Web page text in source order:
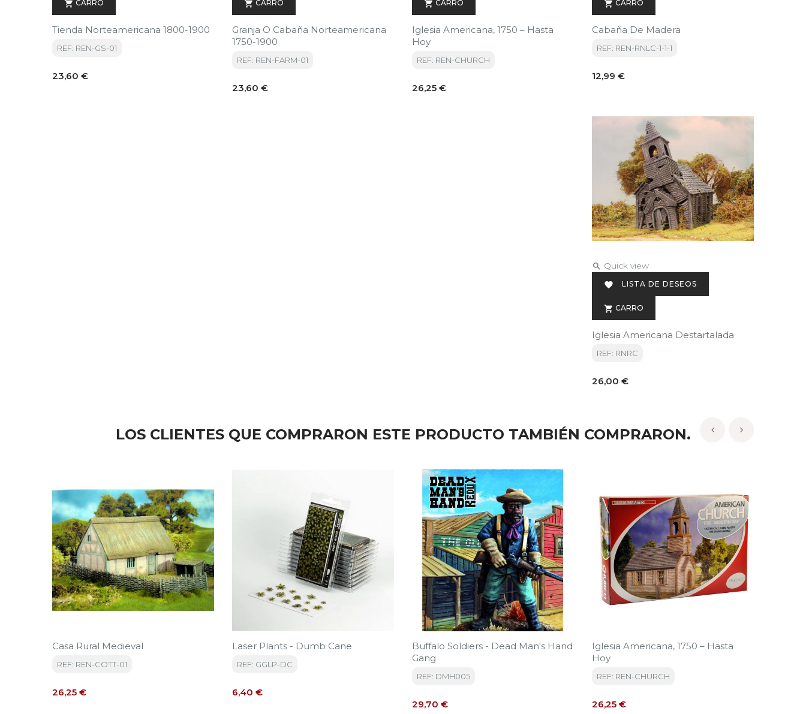
 CARRO
Tienda Norteamericana 1800-1900
REF: REN-GS-01
Precio
23,60 €
 CARRO
Granja O Cabaña Norteamericana
1750-1900
REF: REN-FARM-01
Precio
23,60 €
 CARRO
Iglesia Americana, 1750 – Hasta
Hoy
REF: REN-CHURCH
Precio
26,25 €
 CARRO
Cabaña De Madera
REF: REN-RNLC-1-1-1
Precio
12,99 €
 Quick view
 LISTA DE DESEOS
 CARRO
Iglesia Americana Destartalada
REF: RNRC
Precio
26,00 €
LOS CLIENTES QUE COMPRARON ESTE PRODUCTO TAMBIÉN COMPRARON.
Casa Rural Medieval
REF: REN-COTT-01
Precio
26,25 €
Laser Plants - Dumb Cane
REF: GGLP-DC
Precio
6,40 €
Buffalo Soldiers - Dead Man's Hand
Gang
REF: DMH005
Precio
29,70 €
Iglesia Americana, 1750 – Hasta
Hoy
REF: REN-CHURCH
Precio
26,25 €